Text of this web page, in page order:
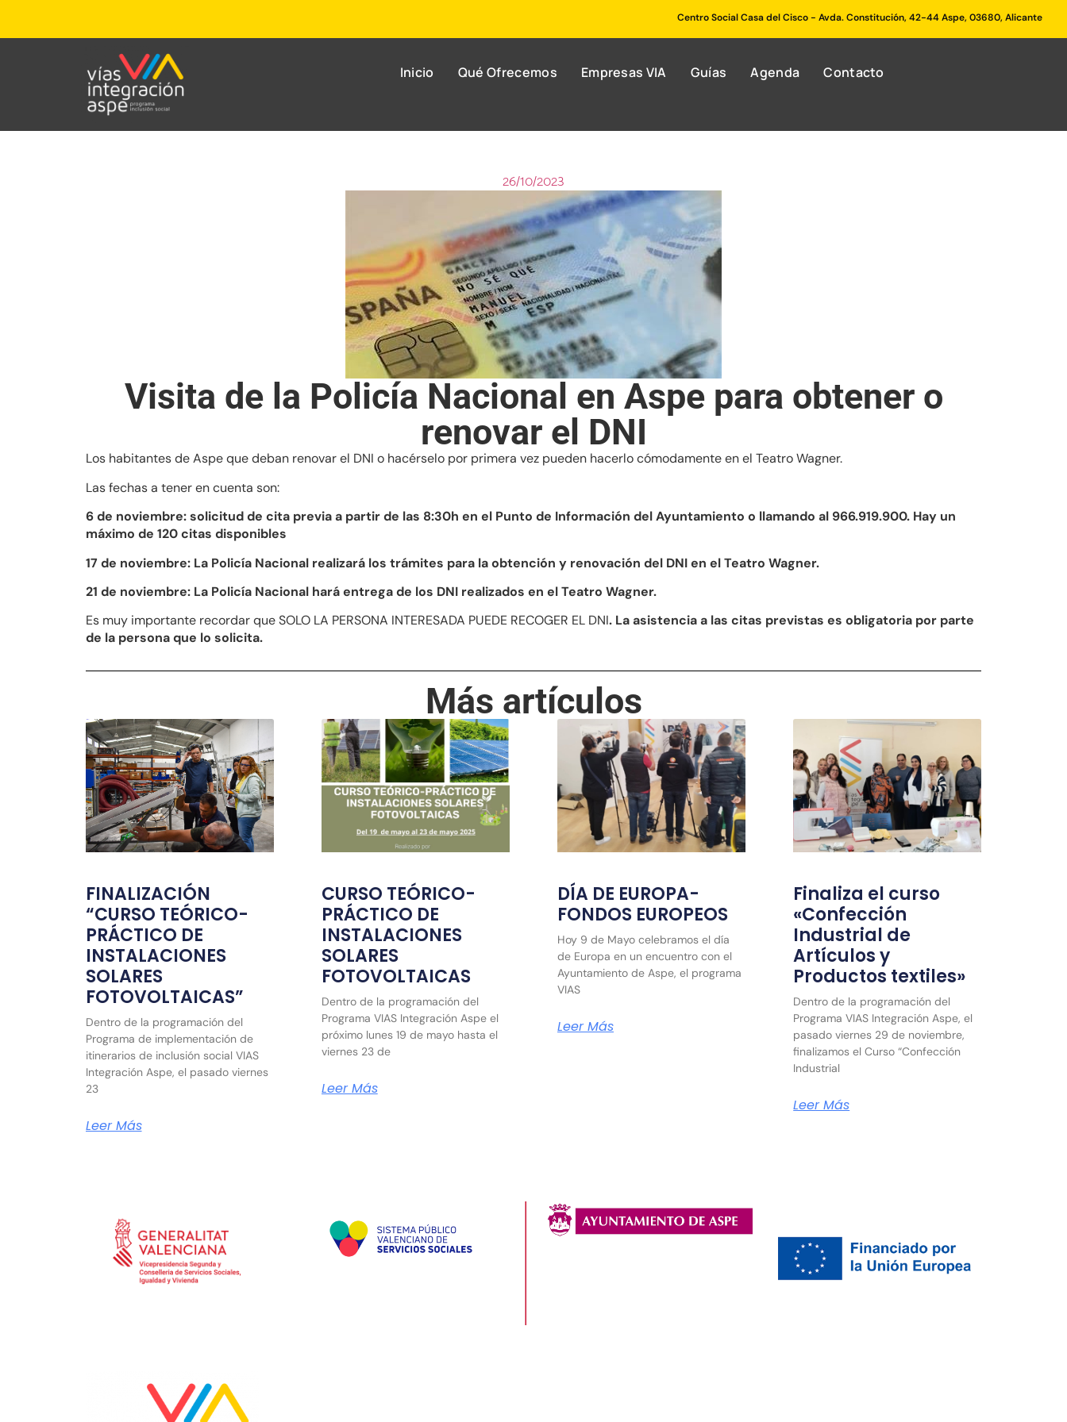
Centro Social Casa del Cisco - Avda. Constitución, 42-44 Aspe, 03680, Alicante
Inicio Qué Ofrecemos Empresas VIA Guías Agenda Contacto
26/10/2023
Visita de la Policía Nacional en Aspe para obtener o
renovar el DNI
Los habitantes de Aspe que deban renovar el DNI o hacérselo por primera vez pueden hacerlo cómodamente en el Teatro Wagner.
Las fechas a tener en cuenta son:
6 de noviembre: solicitud de cita previa a partir de las 8:30h en el Punto de Información del Ayuntamiento o llamando al 966.919.900. Hay un
máximo de 120 citas disponibles
17 de noviembre: La Policía Nacional realizará los trámites para la obtención y renovación del DNI en el Teatro Wagner.
21 de noviembre: La Policía Nacional hará entrega de los DNI realizados en el Teatro Wagner.
Es muy importante recordar que SOLO LA PERSONA INTERESADA PUEDE RECOGER EL DNI. La asistencia a las citas previstas es obligatoria por parte
de la persona que lo solicita.
Más artículos
FINALIZACIÓN
“CURSO TEÓRICO-
PRÁCTICO DE
INSTALACIONES
SOLARES
FOTOVOLTAICAS”
Dentro de la programación del
Programa de implementación de
itinerarios de inclusión social VIAS
Integración Aspe, el pasado viernes
23
Leer Más
CURSO TEÓRICO-
PRÁCTICO DE
INSTALACIONES
SOLARES
FOTOVOLTAICAS
Dentro de la programación del
Programa VIAS Integración Aspe el
próximo lunes 19 de mayo hasta el
viernes 23 de
Leer Más
DÍA DE EUROPA-
FONDOS EUROPEOS
Hoy 9 de Mayo celebramos el día
de Europa en un encuentro con el
Ayuntamiento de Aspe, el programa
VIAS
Leer Más
Finaliza el curso
«Confección
Industrial de
Artículos y
Productos textiles»
Dentro de la programación del
Programa VIAS Integración Aspe, el
pasado viernes 29 de noviembre,
finalizamos el Curso “Confección
Industrial
Leer Más